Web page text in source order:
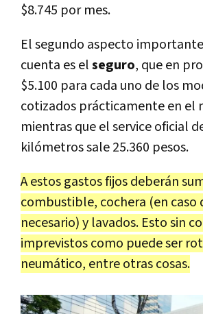
$8.745 por mes.
El segundo aspecto
cuenta es elseguro, que en
$5.100 para cada uno de los
cotizados prácticamente en el
mientras que el service oficial
kilómetros sale 25.360 pesos.
A estos gastos fijos deberán
combustible, cochera (en caso
necesario) y lavados. Esto sin
imprevistos como puede ser
neumático, entre otras cosas.